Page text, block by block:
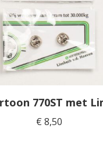
770ST met
€ 8,50